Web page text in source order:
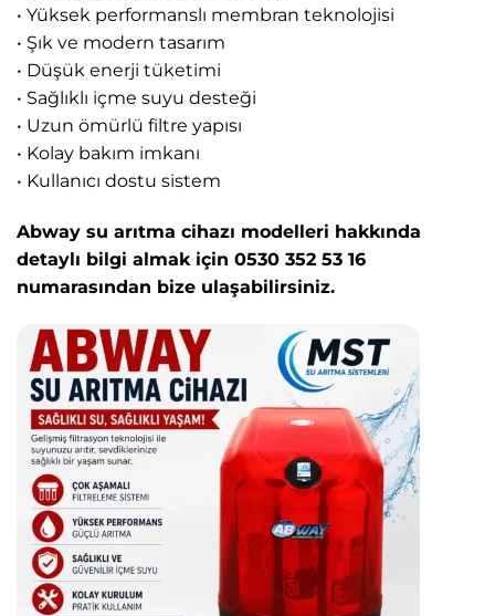
• Yüksek performanslı membran teknolojisi
• Şık ve modern tasarım
• Düşük enerji tüketimi
• Sağlıklı içme suyu desteği
• Uzun ömürlü filtre yapısı
• Kolay bakım imkanı
• Kullanıcı dostu sistem
Abway su arıtma cihazı modelleri hakkında
detaylı bilgi almak için 0530 352 53 16
numarasından bize ulaşabilirsiniz.